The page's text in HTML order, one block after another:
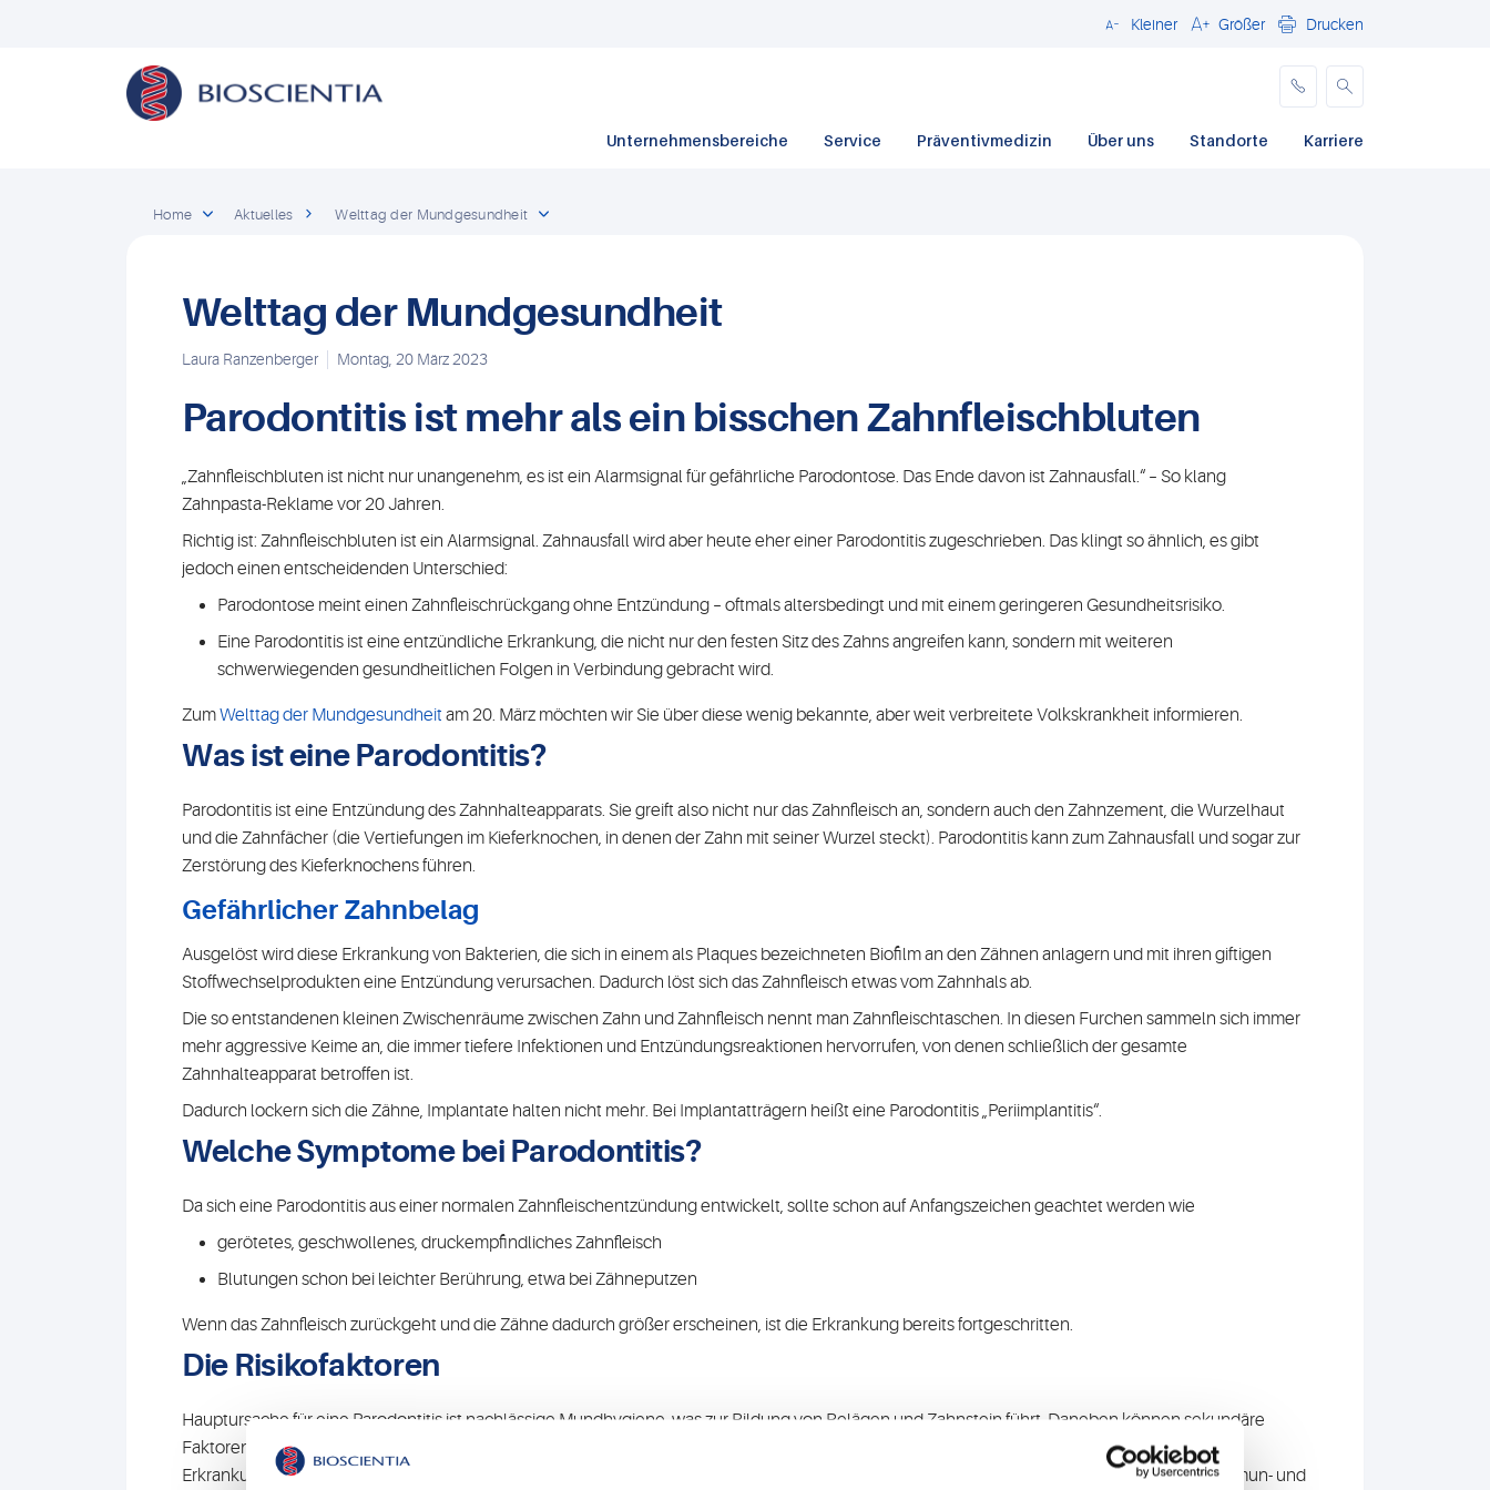
Schließen
Kleiner Größer Drucken
Unternehmensbereiche Service Präventivmedizin Über uns Standorte Karriere
Home Aktuelles Welttag der Mundgesundheit
Welttag der Mundgesundheit
Laura Ranzenberger Montag, 20 März 2023
Parodontitis ist mehr als ein bisschen Zahnfleischbluten
„Zahnfleischbluten ist nicht nur unangenehm, es ist ein Alarmsignal für gefährliche Parodontose. Das Ende davon ist Zahnausfall.“ – So klang
Zahnpasta-Reklame vor 20 Jahren.
Richtig ist: Zahnfleischbluten ist ein Alarmsignal. Zahnausfall wird aber heute eher einer Parodontitis zugeschrieben. Das klingt so ähnlich, es gibt
jedoch einen entscheidenden Unterschied:
Parodontose meint einen Zahnfleischrückgang ohne Entzündung – oftmals altersbedingt und mit einem geringeren Gesundheitsrisiko.
Eine Parodontitis ist eine entzündliche Erkrankung, die nicht nur den festen Sitz des Zahns angreifen kann, sondern mit weiteren
schwerwiegenden gesundheitlichen Folgen in Verbindung gebracht wird.
ZumWelttag der Mundgesundheit am 20. März möchten wir Sie über diese wenig bekannte, aber weit verbreitete Volkskrankheit informieren.
Was ist eine Parodontitis?
Parodontitis ist eine Entzündung des Zahnhalteapparats. Sie greift also nicht nur das Zahnfleisch an, sondern auch den Zahnzement, die Wurzelhaut
und die Zahnfächer (die Vertiefungen im Kieferknochen, in denen der Zahn mit seiner Wurzel steckt). Parodontitis kann zum Zahnausfall und sogar zur
Zerstörung des Kieferknochens führen.
Gefährlicher Zahnbelag
Ausgelöst wird diese Erkrankung von Bakterien, die sich in einem als Plaques bezeichneten Biofilm an den Zähnen anlagern und mit ihren giftigen
Stoffwechselprodukten eine Entzündung verursachen. Dadurch löst sich das Zahnfleisch etwas vom Zahnhals ab.
Die so entstandenen kleinen Zwischenräume zwischen Zahn und Zahnfleisch nennt man Zahnfleischtaschen. In diesen Furchen sammeln sich immer
mehr aggressive Keime an, die immer tiefere Infektionen und Entzündungsreaktionen hervorrufen, von denen schließlich der gesamte
Zahnhalteapparat betroffen ist.
Dadurch lockern sich die Zähne, Implantate halten nicht mehr. Bei Implantatträgern heißt eine Parodontitis „Periimplantitis“.
Welche Symptome bei Parodontitis?
Da sich eine Parodontitis aus einer normalen Zahnfleischentzündung entwickelt, sollte schon auf Anfangszeichen geachtet werden wie
gerötetes, geschwollenes, druckempfindliches Zahnfleisch
Blutungen schon bei leichter Berührung, etwa bei Zähneputzen
Wenn das Zahnfleisch zurückgeht und die Zähne dadurch größer erscheinen, ist die Erkrankung bereits fortgeschritten.
Die Risikofaktoren
Hauptursache für eine Parodontitis ist nachlässige Mundhygiene, was zur Bildung von Belägen und Zahnstein führt. Daneben können sekundäre
Faktoren wie Stress, Rauchen, Hormonschwankungen, Übergewicht, Medikamente (zum Beispiel Immunsuppressiva) und verschiedene
Erkrankungen (Diabetes, rheumatoide Arthritis etc.) eine bakterielle Zahnfleischentzündung begünstigen. Der Grund dafür sind komplexe Immun- und